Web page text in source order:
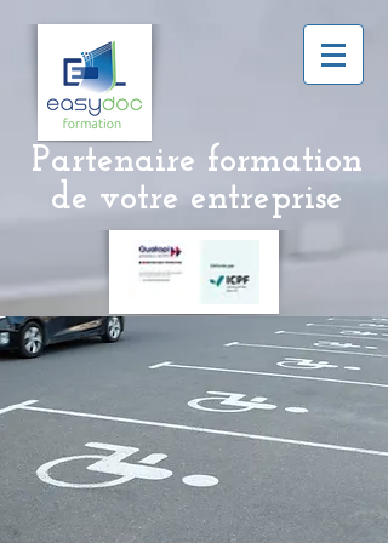
Partenaire formation
de votre entreprise
Télécharger le Certificat